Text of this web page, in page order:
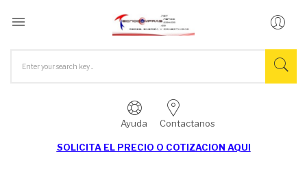

Ayuda Contactanos
SOLICITA EL PRECIO O COTIZACION AQUI